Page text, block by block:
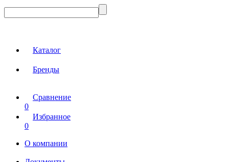
Каталог
Бренды
Сравнение
0
Избранное
0
О компании